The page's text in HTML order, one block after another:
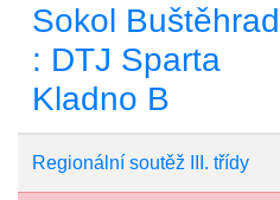
Sokol
: DTJ Sparta
Kladno B
Regionální soutěž III. třídy